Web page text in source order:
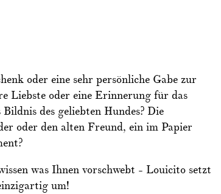
oder eine sehr persönliche Gabe zur
Liebste oder eine Erinnerung für das
des geliebten Hundes? Die
oder den alten Freund, ein im Papier
was Ihnen vorschwebt -­ Louicito setzt
um!